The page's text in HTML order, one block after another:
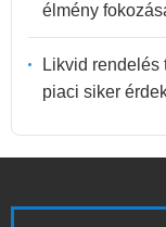
élmény
Likvid rendelés
piaci siker